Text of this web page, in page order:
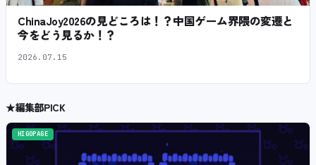
ChinaJoy2026の見どころは！？中国ゲーム界隈の変遷と
今をどう見るか！？
2026.07.15
★編集部PICK
HIGOPAGE